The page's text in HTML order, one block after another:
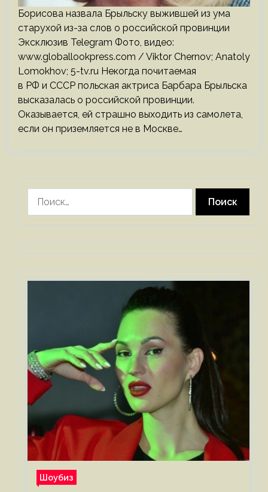
Борисова назвала Брыльску выжившей из ума
старухой из-за слов о российской провинции
Эксклюзив Telegram Фото, видео:
www.globallookpress.com / Viktor Chernov; Anatoly
Lomokhov; 5-tv.ru Некогда почитаемая
в РФ и СССР польская актриса Барбара Брыльска
высказалась о российской провинции.
Оказывается, ей страшно выходить из самолета,
если он приземляется не в Москве…
Шоубиз